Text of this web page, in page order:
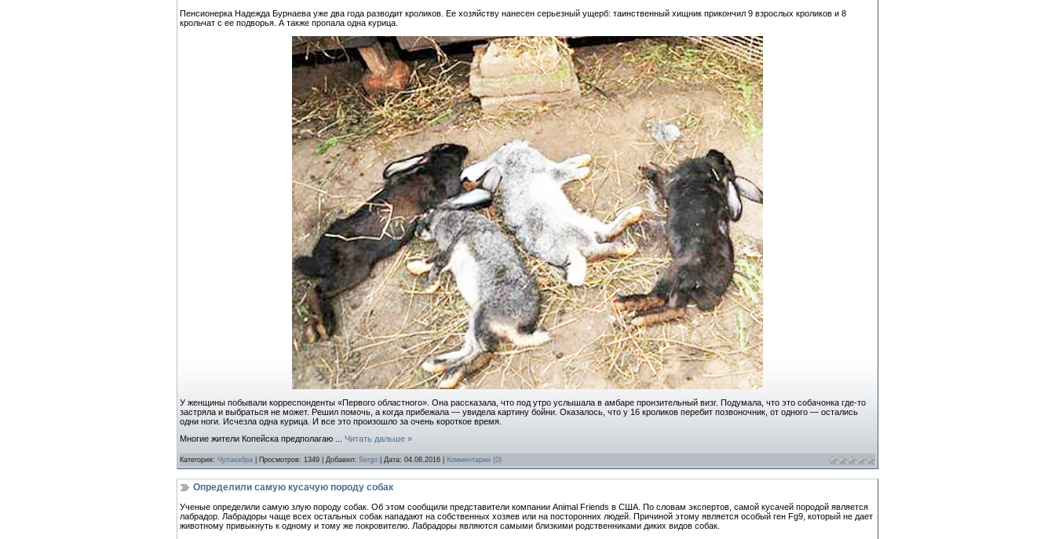
Пенсионерка Надежда Бурнаева уже два года разводит кроликов. Ее хозяйству нанесен серьезный ущерб: таинственный хищник прикончил 9 взрослых кроликов и 8
крольчат с ее подворья. А также пропала одна курица.
У женщины побывали корреспонденты «Первого областного». Она рассказала, что под утро услышала в амбаре пронзительный визг. Подумала, что это собачонка где-то
застряла и выбраться не может. Решил помочь, а когда прибежала — увидела картину бойни. Оказалось, что у 16 кроликов перебит позвоночник, от одного — остались
одни ноги. Исчезла одна курица. И все это произошло за очень короткое время.
Многие жители Копейска предполагаю
Читать дальше »
Категория: Чупакабра | Просмотров: 1349 | Добавил: Sergo | Дата: 04.08.2016 Комментарии (0)
Определили самую кусачую породу собак
Ученые определили самую злую породу собак. Об этом сообщили представители компании Animal Friends в США. По словам экспертов, самой кусачей породой является
лабрадор. Лабрадоры чаще всех остальных собак нападают на собственных хозяев или на посторонних людей. Причиной этому является особый ген Fg9, который не дает
животному привыкнуть к одному и тому же покровителю. Лабрадоры являются самыми близкими родственниками диких видов собак.